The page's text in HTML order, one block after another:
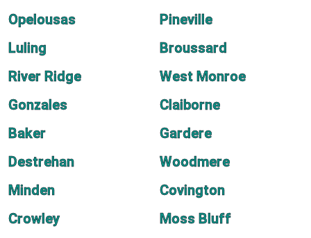
Opelousas
Pineville
Luling
Broussard
River Ridge
West Monroe
Gonzales
Claiborne
Baker
Gardere
Destrehan
Woodmere
Minden
Covington
Crowley
Moss Bluff